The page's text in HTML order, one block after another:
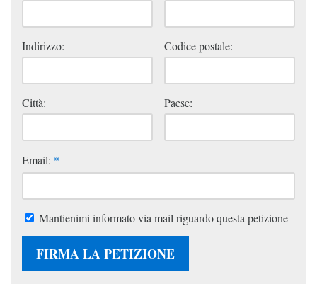
Indirizzo: Codice postale:
Città: Paese:
Email: *
Mantienimi informato via mail riguardo questa petizione
FIRMA LA PETIZIONE